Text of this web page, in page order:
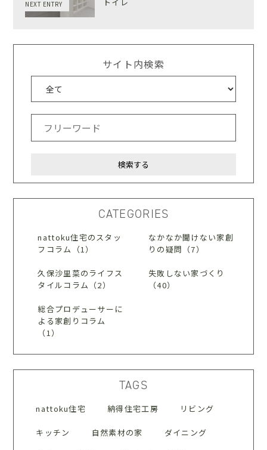
NEXT ENTRY
サイト内検索
CATEGORIES
nattoku住宅のスタッ
フコラム（1）
なかなか聞けない家創
りの疑問（7）
久保沙里菜のライフス
タイルコラム（2）
失敗しない家づくり
（40）
総合プロデューサーに
よる家創りコラム
（1）
TAGS
nattoku住宅 納得住宅工房 リビング
キッチン 自然素材の家 ダイニング